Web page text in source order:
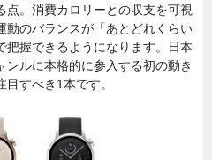
点。消費カロリーとの収支を可視
動のバランスが「あとどれくらい
把握できるようになります。日本
ルに本格的に参入する初の動き
すべき1本です。